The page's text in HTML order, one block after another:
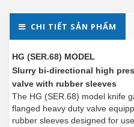
CHI TIẾT SẢN PHẨM
HG (SER.68) MODEL
Slurry bi-directional high
valve with rubber sleeves
The HG (SER.68) model knife
flanged heavy duty valve
rubber sleeves designed for